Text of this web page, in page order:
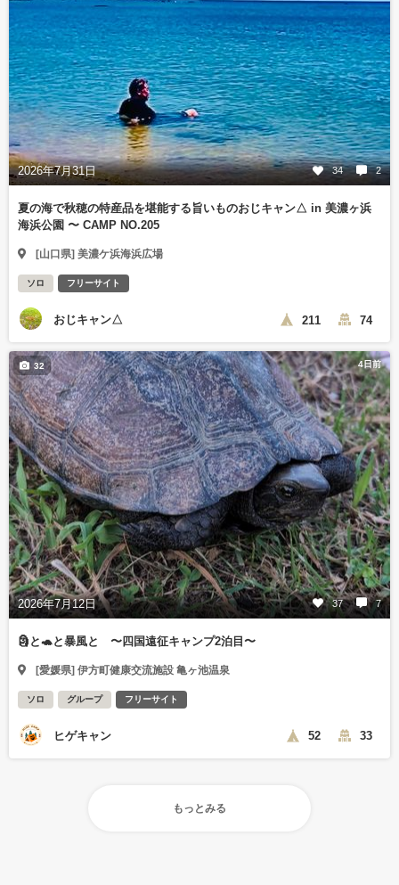
2026年7月31日 34 2
夏の海で秋穂の特産品を堪能する旨いものおじキャン△ in 美濃ヶ浜
海浜公園 〜 CAMP NO.205
[山口県] 美濃ケ浜海浜広場
ソロ フリーサイト
おじキャン△ 211 74
4日前
2026年7月12日 37 7
32
🗿と🐢と暴風と 〜四国遠征キャンプ2泊目〜
[愛媛県] 伊方町健康交流施設 亀ヶ池温泉
ソロ グループ フリーサイト
ヒゲキャン 52 33
もっとみる